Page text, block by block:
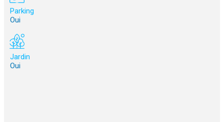
Parking
Oui
Jardin
Oui